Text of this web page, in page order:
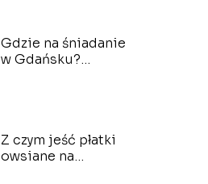
Gdzie na śniadanie
w Gdańsku?
Z czym jeść płatki
owsiane na